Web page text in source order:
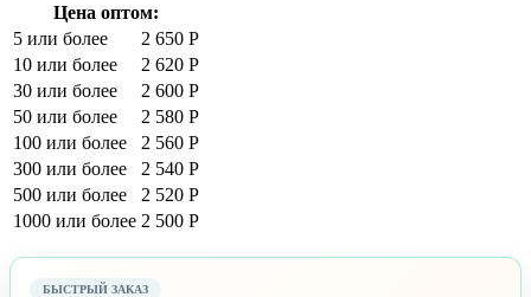
Цена оптом:
5 или более
2 650 Р
10 или более
2 620 Р
30 или более
2 600 Р
50 или более
2 580 Р
100 или более
2 560 Р
300 или более
2 540 Р
500 или более
2 520 Р
1000 или более 2 500 Р
БЫСТРЫЙ ЗАКАЗ